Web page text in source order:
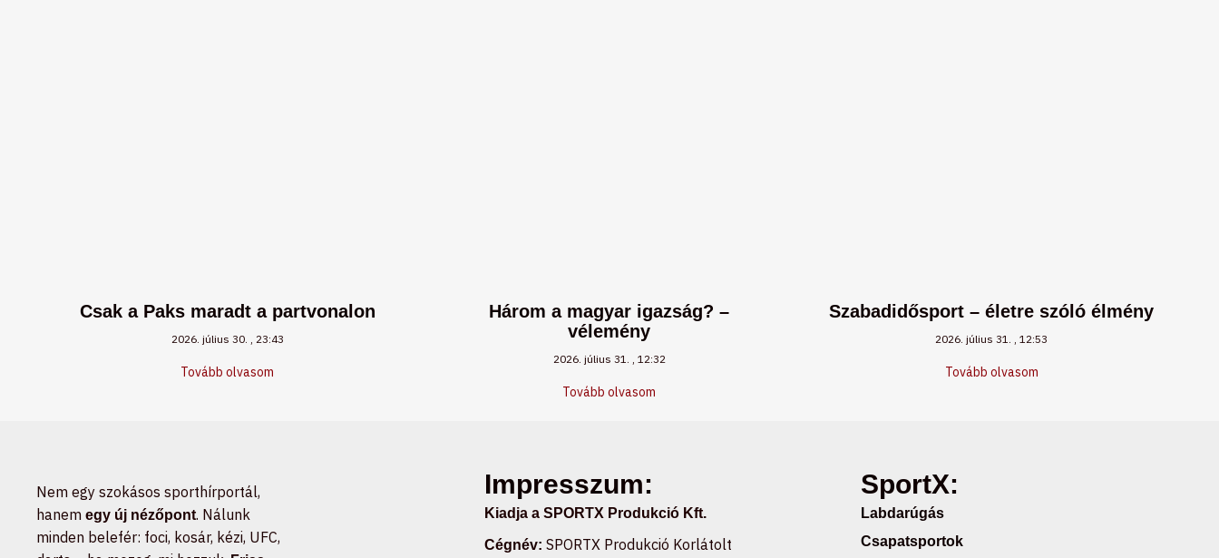
Csak a Paks maradt a partvonalon
2026. július 30. 23:43
Tovább olvasom
Három a magyar igazság? –
vélemény
2026. július 31. 12:32
Tovább olvasom
Szabadidősport – életre szóló élmény
2026. július 31. 12:53
Tovább olvasom
Nem egy szokásos sporthírportál,
hanem egy új nézőpont. Nálunk
minden belefér: foci, kosár, kézi, UFC,
Impresszum:
Kiadja a SPORTX Produkció Kft.
Cégnév: SPORTX Produkció Korlátolt
SportX:
Labdarúgás
Csapatsportok